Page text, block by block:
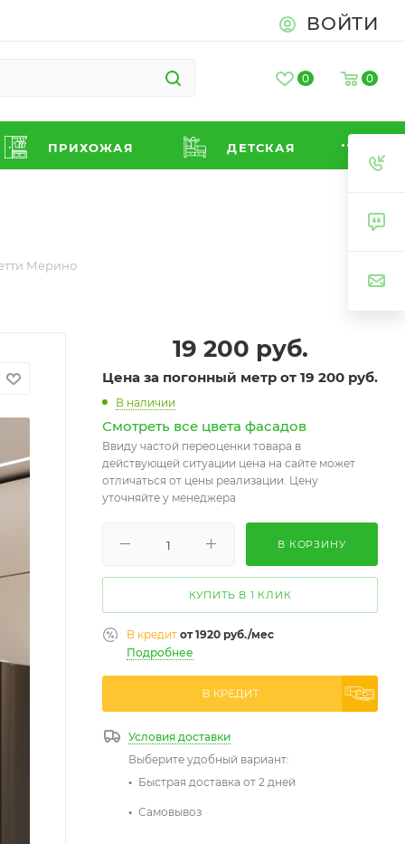
ВОЙТИ
0 0
ПРИХОЖАЯ ДЕТСКАЯ
Мерино
19 200 руб.
Цена за погонный метр от 19 200 руб.
В наличии
Смотреть все цвета фасадов
Ввиду частой переоценки товара в
действующей ситуации цена на сайте может
отличаться от цены реализации. Цену
уточняйте у менеджера
В КОРЗИНУ
КУПИТЬ В 1 КЛИК
В кредит от 1920 руб./мес
Подробнее
Условия доставки
Выберите удобный вариант:
Быстрая доставка от 2 дней
Самовывоз